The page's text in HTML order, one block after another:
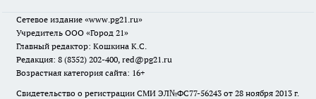
Сетевое издание «www.pg21.ru»
Учредитель ООО «Город 21»
Главный редактор: Кошкина К.С.
Редакция: 8 (8352) 202-400, red@pg21.ru
Возрастная категория сайта: 16+
Свидетельство о регистрации СМИ ЭЛ№ФС77-56243 от 28 ноября 2013 г.